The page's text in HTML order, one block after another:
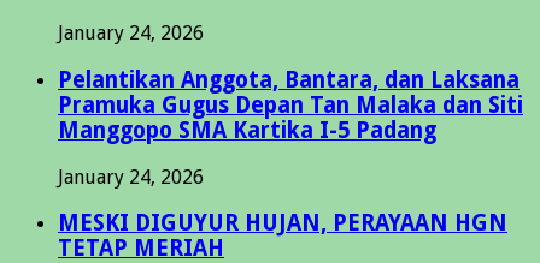
January 24, 2026
Pelantikan Anggota, Bantara, dan Laksana
Pramuka Gugus Depan Tan Malaka dan Siti
Manggopo SMA Kartika I-5 Padang
January 24, 2026
MESKI DIGUYUR HUJAN, PERAYAAN HGN
TETAP MERIAH